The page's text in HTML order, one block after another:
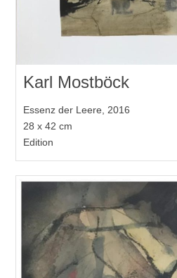
Karl Mostböck
Essenz der Leere, 2016
28 x 42 cm
Edition